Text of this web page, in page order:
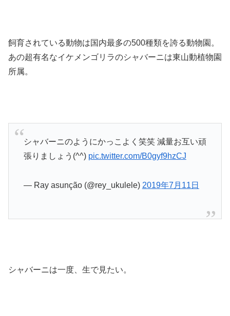
飼育されている動物は国内最多の500種類を誇る動物園。
あの超有名なイケメンゴリラのシャバーニは東山動植物園
所属。
シャバーニのようにかっこよく笑笑 減量お互い頑
張りましょう(^^) pic.twitter.com/B0gyf9hzCJ
— Ray asunção (@rey_ukulele) 2019年7月11日
シャバーニは一度、生で見たい。